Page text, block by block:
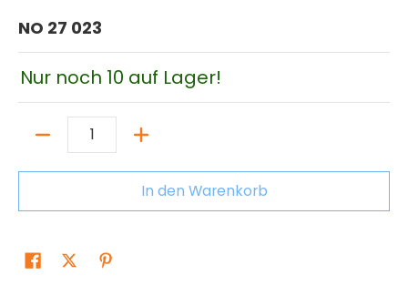
NO 27 023
Nur noch 10 auf Lager!
Menge
In den Warenkorb